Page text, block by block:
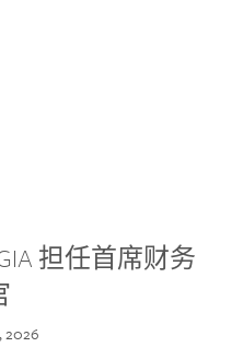
担任首席财务
2026